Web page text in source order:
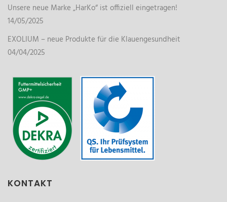
Unsere neue Marke „HarKo“ ist offiziell eingetragen!
14/05/2025
EXOLIUM – neue Produkte für die Klauengesundheit
04/04/2025
KONTAKT